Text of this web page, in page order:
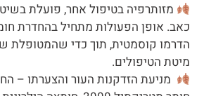
מזותרפיה בטיפול אחר, פועלת
כאב. אופן הפעולות מתחיל בהחדרת
הדרמו קוסמטית, תוך כדי שהמטופלת
מיטת הטיפולים.
מניעת הזדקנות העור והצערתו –